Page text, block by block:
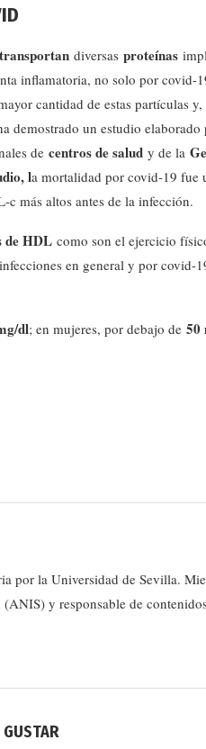
transportan diversas proteínas
inflamatoria, no solo por covid-
cantidad de estas partículas
demostrado un estudio elaborado
de centros de salud y de la
la mortalidad por covid-19 fue
c más altos antes de la infección.
de HDL como son el ejercicio
en general y por covid-
dl; en mujeres, por debajo de 50
por la Universidad de Sevilla.
y responsable de